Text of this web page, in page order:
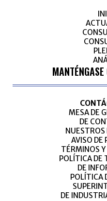
MESA DE
DE
AVISO DE
TÉRMINOS
POLÍTICA DE
DE
POLÍTICA
DE